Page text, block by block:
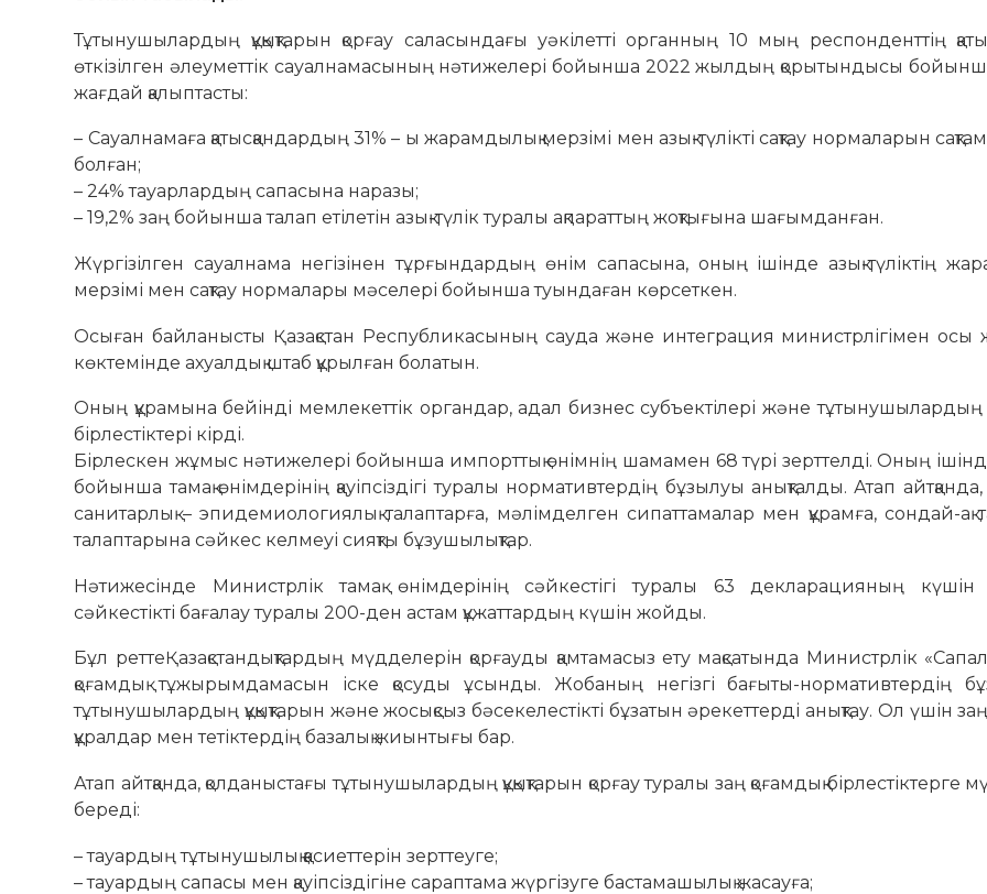
Тұтынушылардың құқықтарын қорғау саласындағы уәкілетті органның 10 мың респонденттің
өткізілген әлеуметтік сауалнамасының нәтижелері бойынша 2022 жылдың қорытындысы
жағдай қалыптасты:
– Сауалнамаға қатысқандардың 31% – ы жарамдылық мерзімі мен азық-түлікті сақтау нормаларын
болған;
– 24% тауарлардың сапасына наразы;
– 19,2% заң бойынша талап етілетін азық-түлік туралы ақпараттың жоқтығына шағымданған.
Жүргізілген сауалнама негізінен тұрғындардың өнім сапасына, оның ішінде азық-түліктің
мерзімі мен сақтау нормалары мәселері бойынша туындаған көрсеткен.
Осыған байланысты Қазақстан Республикасының сауда және интеграция министрлігімен
көктемінде ахуалдық штаб құрылған болатын.
Оның құрамына бейінді мемлекеттік органдар, адал бизнес субъектілері және тұтынушылардың
бірлестіктері кірді.
Бірлескен жұмыс нәтижелері бойынша импорттық өнімнің шамамен 68 түрі зерттелді. Оның
бойынша тамақ өнімдерінің қауіпсіздігі туралы нормативтердің бұзылуы анықталды. Атап
санитарлық – эпидемиологиялық талаптарға, мәлімделген сипаттамалар мен құрамға, сондай-ақ
талаптарына сәйкес келмеуі сияқты бұзушылықтар.
Нәтижесінде Министрлік тамақ өнімдерінің сәйкестігі туралы 63 декларацияның
сәйкестікті бағалау туралы 200-ден астам құжаттардың күшін жойды.
Бұл реттеҚазақстандықтардың мүдделерін қорғауды қамтамасыз ету мақсатында Министрлік
қоғамдық тұжырымдамасын іске қосуды ұсынды. Жобаның негізгі бағыты-нормативтердің
тұтынушылардың құқықтарын және жосықсыз бәсекелестікті бұзатын әрекеттерді анықтау. Ол үшін
құралдар мен тетіктердің базалық жиынтығы бар.
Атап айтқанда, қолданыстағы тұтынушылардың құқықтарын қорғау туралы заң қоғамдық бірлестіктерге
береді:
– тауардың тұтынушылық қасиеттерін зерттеуге;
– тауардың сапасы мен қауіпсіздігіне сараптама жүргізуге бастамашылық жасауға;